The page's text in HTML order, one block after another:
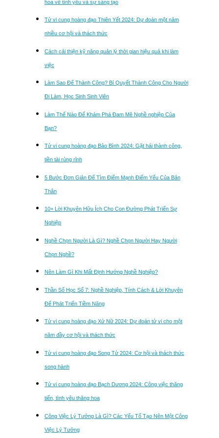
hoa về tình yêu và sự sáng tạo
Tử vi cung hoàng đạo Thiên Yết 2024: Dự đoán một năm
nhiều cơ hội và thách thức
Cách cải thiện kỹ năng quản lý thời gian hiệu quả khi làm
việc
Làm Sao Để Thành Công? Bí Quyết Thành Công Cho Người
Đi Làm, Học Sinh Sinh Viên
Làm Thế Nào Để Khám Phá Đam Mê Nghề nghiệp Của
Bạn?
Tử vi cung hoàng đạo Bảo Bình 2024: Gặt hái thành công,
tiền tài rủng rỉnh
5 Bước Đơn Giản Để Tìm Điểm Mạnh Điểm Yếu Của Bản
Thân
10+ Lời Khuyên Hữu Ích Cho Con Đường Phát Triển Sự
Nghiệp
Nghề Chọn Người Là Gì? Nghề Chọn Người Hay Người
Chọn Nghề?
Nên Làm Gì Khi Mất Định Hướng Nghề Nghiệp?
Thần Số Học Số 7: Nghề Nghiệp, Tính Cách & Lời Khuyên
Để Phát Triển Tiềm Năng
Tử vi cung hoàng đạo Xử Nữ 2024: Dự đoán tử vi cho một
năm đầy cơ hội và thách thức
Tử vi cung hoàng đạo Song Tử 2024: Cơ hội và thách thức
song hành
Tử vi cung hoàng đạo Bạch Dương 2024: Công việc thăng
tiến, tình yêu thăng hoa
Công Việc Lý Tưởng Là Gì? Các Yếu Tố Tạo Nên Một Công
Việc Lý Tưởng